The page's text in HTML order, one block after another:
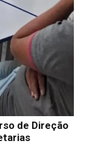
de Direção